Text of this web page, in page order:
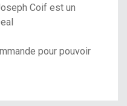
Coif est un
pour pouvoir